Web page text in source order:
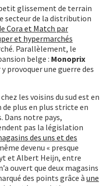
glissement de terrain
secteur de la distribution
Cora et Match par
et hypermarchés
Parallèlement, le
belge : Monoprix
y provoquer une guerre des
les voisins du sud est en
plus en plus stricte en
Dans notre pays,
pas la législation
des uns et des
devenu « presque
et Albert Heijn, entre
ouvert que deux magasins
des points grâce à une